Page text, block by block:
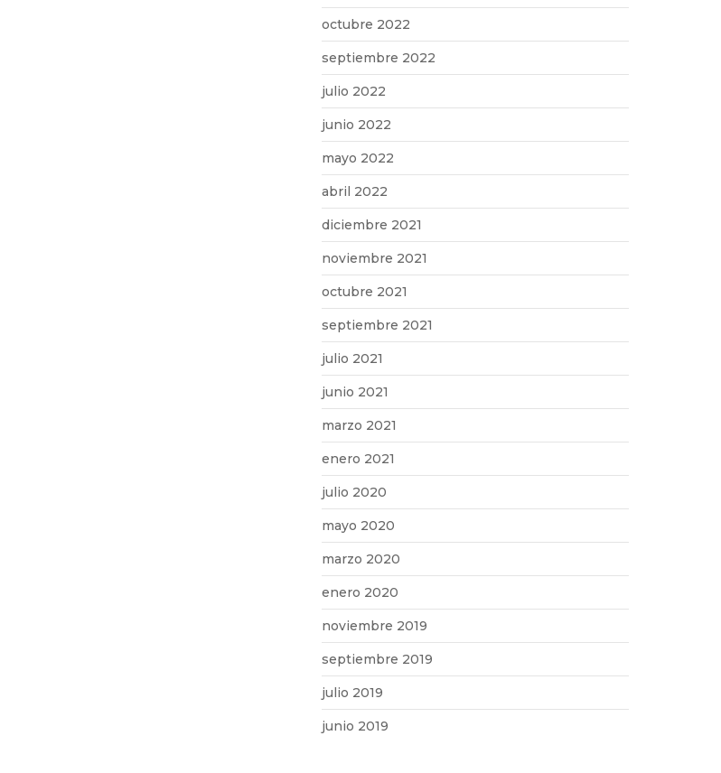
octubre 2022
septiembre 2022
julio 2022
junio 2022
mayo 2022
abril 2022
diciembre 2021
noviembre 2021
octubre 2021
septiembre 2021
julio 2021
junio 2021
marzo 2021
enero 2021
julio 2020
mayo 2020
marzo 2020
enero 2020
noviembre 2019
septiembre 2019
julio 2019
junio 2019